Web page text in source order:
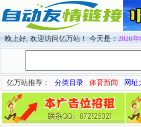
晚上好, 欢迎访问亿万站！ 今天是：2026
亿万站推荐： 分类目录 体育新闻 网址